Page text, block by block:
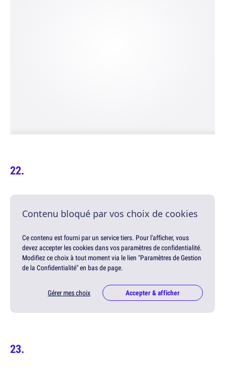
Contenu bloqué par vos choix de cookies
Ce contenu est fourni par un service tiers. Pour l'afficher, vous
devez accepter les cookies dans vos paramètres de confidentialité.
Modifiez ce choix à tout moment via le lien "Paramètres de Gestion
de la Confidentialité" en bas de page.
Gérer mes choix Accepter & afficher